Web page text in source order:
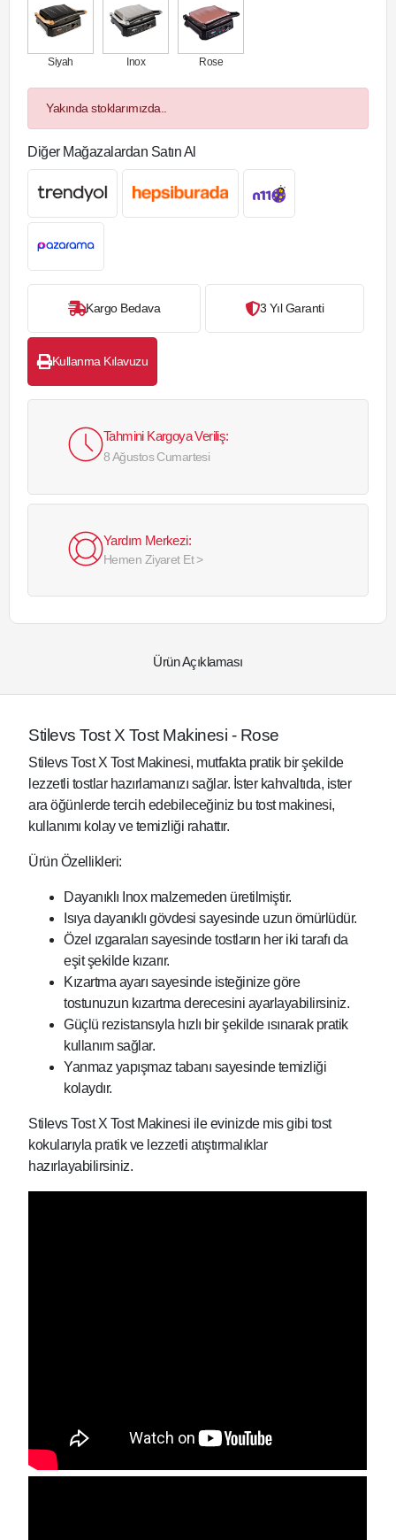
Siyah Inox Rose
Yakında stoklarımızda..
Diğer Mağazalardan Satın Al
Kargo Bedava 3 Yıl Garanti
Kullanma Kılavuzu
Tahmini Kargoya Veriliş:
8 Ağustos Cumartesi
Yardım Merkezi:
Hemen Ziyaret Et >
Ürün Açıklaması
Stilevs Tost X Tost Makinesi - Rose
Stilevs Tost X Tost Makinesi, mutfakta pratik bir şekilde
lezzetli tostlar hazırlamanızı sağlar. İster kahvaltıda, ister
ara öğünlerde tercih edebileceğiniz bu tost makinesi,
kullanımı kolay ve temizliği rahattır.
Ürün Özellikleri:
Dayanıklı Inox malzemeden üretilmiştir.
Isıya dayanıklı gövdesi sayesinde uzun ömürlüdür.
Özel ızgaraları sayesinde tostların her iki tarafı da
eşit şekilde kızarır.
Kızartma ayarı sayesinde isteğinize göre
tostunuzun kızartma derecesini ayarlayabilirsiniz.
Güçlü rezistansıyla hızlı bir şekilde ısınarak pratik
kullanım sağlar.
Yanmaz yapışmaz tabanı sayesinde temizliği
kolaydır.
Stilevs Tost X Tost Makinesi ile evinizde mis gibi tost
kokularıyla pratik ve lezzetli atıştırmalıklar
hazırlayabilirsiniz.